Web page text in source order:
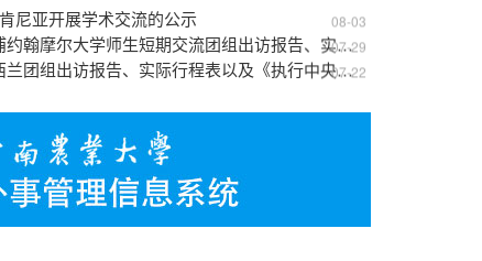
尼亚开展学术交流的公示 08-03
云南农业大学孙康一行两人赴利物浦约翰摩尔大学师生短期交流团组出访报告、实际行程表以及《执行中央八项规定及实施细则精神报告表》公示
07-29
云南农业大学谢金荣一行两人赴新西兰团组出访报告、实际行程表以及《执行中央八项规定及实施细则精神报告表》公示
07-22
作成果的通知 07-20
访问的公示
老挝访问的公示